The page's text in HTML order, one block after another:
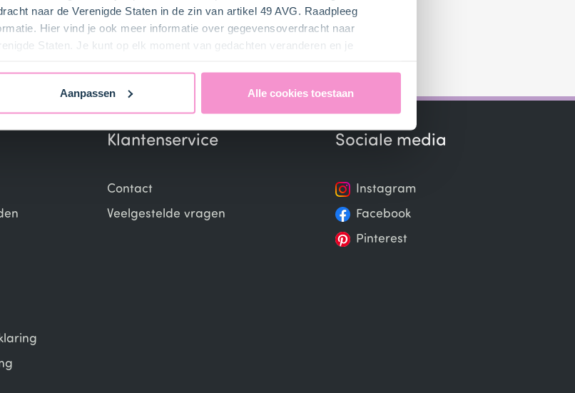
naar de Verenigde Staten in de zin van artikel 49 AVG. Raadpleeg
Hier vind je ook meer informatie over gegevensoverdracht naar
Staten. Je kunt op elk moment van gedachten veranderen en je
Aanpassen Alle cookies toestaan
Klantenservice
Contact
Veelgestelde vragen
Sociale media
Instagram
Facebook
Pinterest